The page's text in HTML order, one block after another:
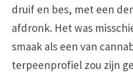
druif en bes, met een
afdronk. Het was
smaak als een van
terpeenprofiel zou zijn